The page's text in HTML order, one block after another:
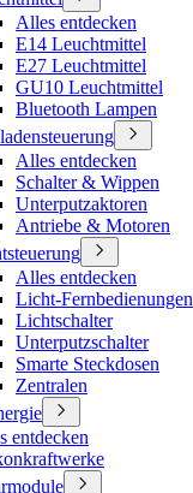
Alles entdecken
E14 Leuchtmittel
E27 Leuchtmittel
GU10 Leuchtmittel
Bluetooth Lampen
Alles entdecken
Schalter & Wippen
Unterputzaktoren
Antriebe & Motoren
Alles entdecken
Licht-Fernbedienungen
Lichtschalter
Unterputzschalter
Smarte Steckdosen
Zentralen
entdecken